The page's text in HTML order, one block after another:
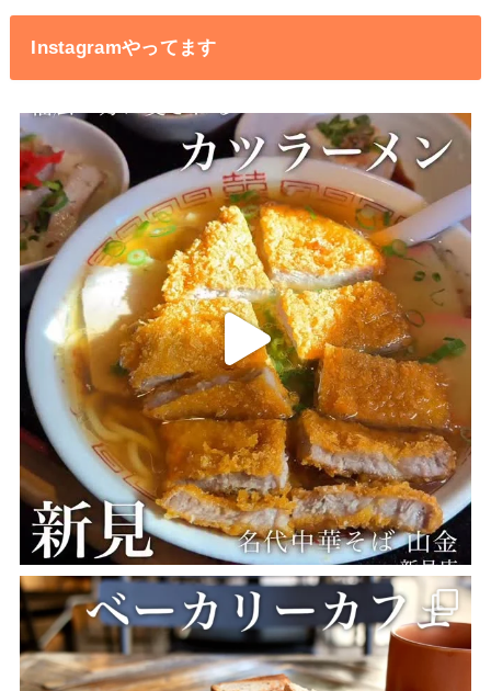
Instagramやってます